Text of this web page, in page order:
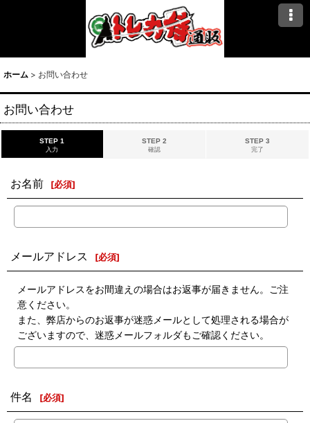
ホーム > お問い合わせ
お問い合わせ
STEP 1
入力
STEP 2
確認
STEP 3
完了
お名前 [必須]
メールアドレス [必須]
メールアドレスをお間違えの場合はお返事が届きません。ご注
意ください。
また、弊店からのお返事が迷惑メールとして処理される場合が
ございますので、迷惑メールフォルダもご確認ください。
件名 [必須]